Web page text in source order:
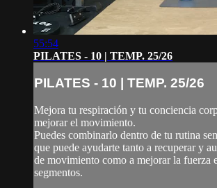
55:54
PILATES - 10 | TEMP. 25/26
PILATES - 10 | TEMP. 25/26
Mejora tu respiración y tu conciencia
mejorar el movimiento.
Puedes combinarlo dentro de tu rutina
que puede ayudarte tanto a recuperar y
de movimiento como a mejorar la fuerza
segmentos.